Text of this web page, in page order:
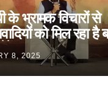
के भ्रामक विचारों से
को मिल रहा है
फडणवीस का
8, 2025